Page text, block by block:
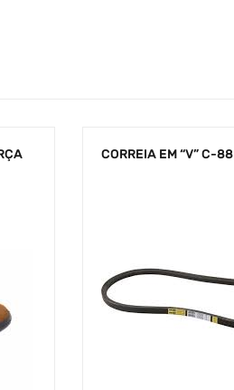
CORREIA EM “V” C-88